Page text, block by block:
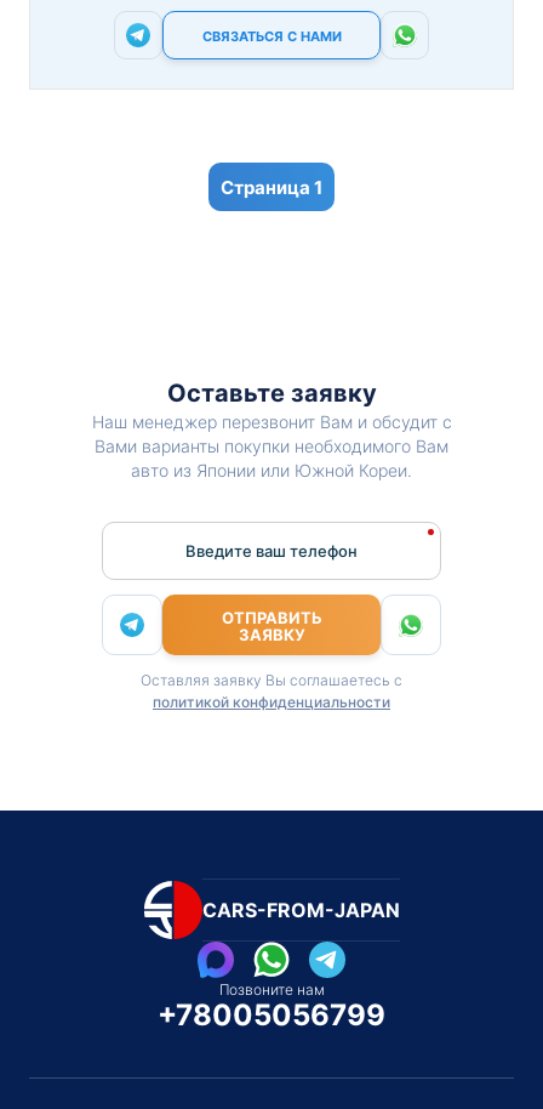
СВЯЗАТЬСЯ С НАМИ
1
Оставьте заявку
Наш менеджер перезвонит Вам и обсудит с
Вами варианты покупки необходимого Вам
авто из Японии или Южной Кореи.
Введите ваш телефон
ОТПРАВИТЬ
ЗАЯВКУ
Оставляя заявку Вы соглашаетесь с
политикой конфиденциальности
CARS-FROM-JAPAN
Позвоните нам
+78005056799